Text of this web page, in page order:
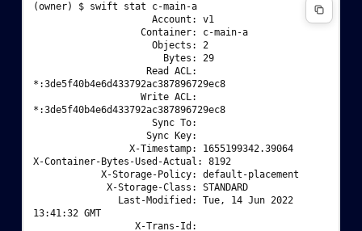
(owner) $ swift stat
                     Account: v1
                   Container: c-main-a
                     Objects: 2
                       Bytes: 29
*:3de5f40b4e6d433792ac387896729ec8
                   Write ACL:
*:3de5f40b4e6d433792ac387896729ec8
                     Sync To:
                    Sync Key:
                 X-Timestamp: 1655199342.39064
X-Container-Bytes-Used-Actual: 8192
            X-Storage-Policy: default-placement
             X-Storage-Class: STANDARD
13:41:32 GMT
                  X-Trans-Id: